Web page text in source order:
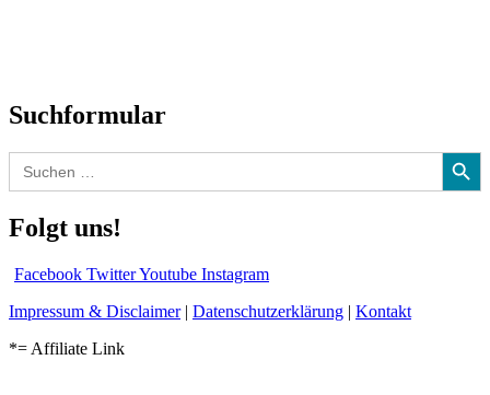
Suchformular
Search
for:
Search Button
Folgt uns!
Facebook TwitterYoutube Instagram
Impressum & Disclaimer| Datenschutzerklärung | Kontakt
*= Affiliate Link